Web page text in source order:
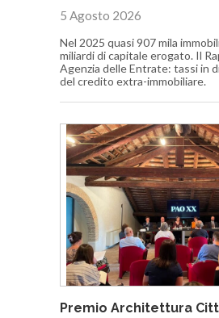
5 Agosto 2026
Nel 2025 quasi 907 mila
miliardi di capitale erogato. Il
Agenzia delle Entrate: tassi in
del credito extra-immobiliare.
Premio Architettura